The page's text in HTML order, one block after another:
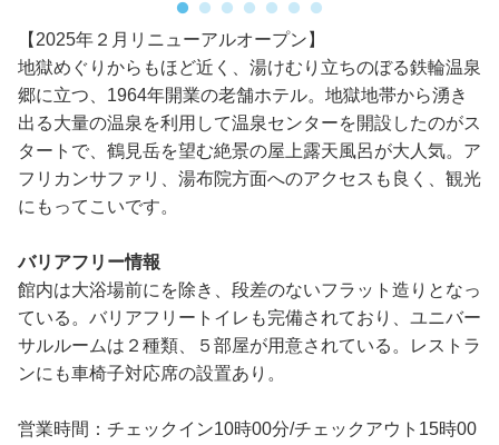
【2025年２月リニューアルオープン】
地獄めぐりからもほど近く、湯けむり立ちのぼる鉄輪温泉
郷に立つ、1964年開業の老舗ホテル。地獄地帯から湧き
出る大量の温泉を利用して温泉センターを開設したのがス
タートで、鶴見岳を望む絶景の屋上露天風呂が大人気。ア
フリカンサファリ、湯布院方面へのアクセスも良く、観光
にもってこいです。
バリアフリー情報
館内は大浴場前にを除き、段差のないフラット造りとなっ
ている。バリアフリートイレも完備されており、ユニバー
サルルームは２種類、５部屋が用意されている。レストラ
ンにも車椅子対応席の設置あり。
営業時間：チェックイン10時00分/チェックアウト15時00